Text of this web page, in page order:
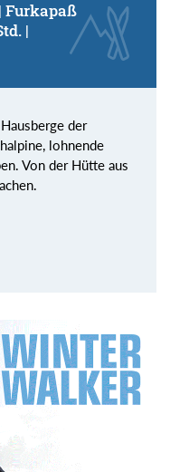
Furkapaß
|
der
lohnende
Von der Hütte aus